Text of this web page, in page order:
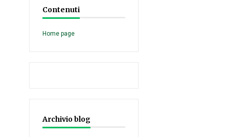
Contenuti
Home page
Archivio blog